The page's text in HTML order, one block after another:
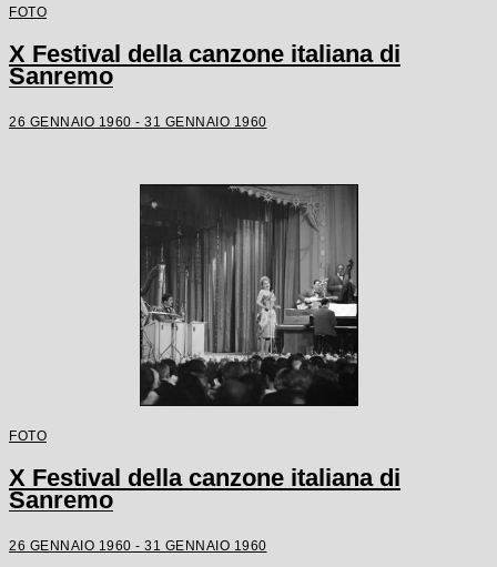
FOTO
X Festival della canzone italiana di
Sanremo
26 GENNAIO 1960 - 31 GENNAIO 1960
FOTO
X Festival della canzone italiana di
Sanremo
26 GENNAIO 1960 - 31 GENNAIO 1960